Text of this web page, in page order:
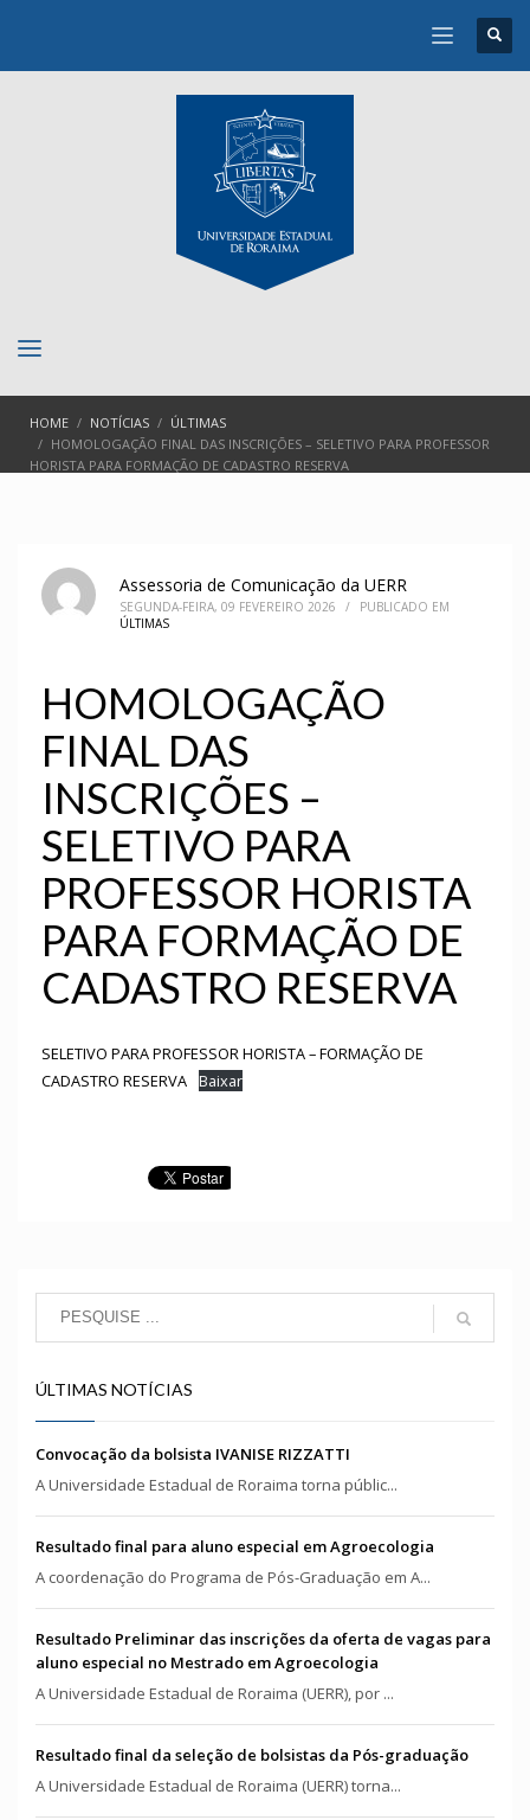
HOME NOTÍCIAS
ÚLTIMAS
HOMOLOGAÇÃO FINAL DAS INSCRIÇÕES – SELETIVO PARA PROFESSOR
HORISTA PARA FORMAÇÃO DE CADASTRO RESERVA
Assessoria de Comunicação da UERR
SEGUNDA-FEIRA, 09 FEVEREIRO 2026 /
PUBLICADO EM
ÚLTIMAS
HOMOLOGAÇÃO
FINAL DAS
INSCRIÇÕES –
SELETIVO PARA
PROFESSOR HORISTA
PARA FORMAÇÃO DE
CADASTRO RESERVA
SELETIVO PARA PROFESSOR HORISTA – FORMAÇÃO DE
CADASTRO RESERVA Baixar
ÚLTIMAS NOTÍCIAS
Convocação da bolsista IVANISE RIZZATTI
A Universidade Estadual de Roraima torna públic...
Resultado final para aluno especial em Agroecologia
A coordenação do Programa de Pós-Graduação em A...
Resultado Preliminar das inscrições da oferta de vagas para
aluno especial no Mestrado em Agroecologia
A Universidade Estadual de Roraima (UERR), por ...
Resultado final da seleção de bolsistas da Pós-graduação
A Universidade Estadual de Roraima (UERR) torna...